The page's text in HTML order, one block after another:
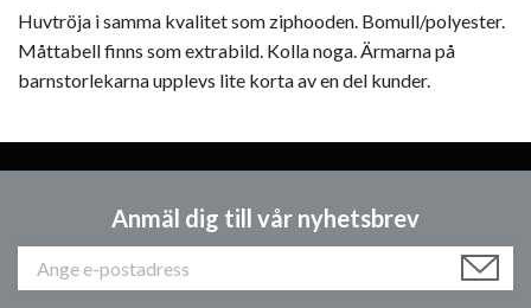
Huvtröja i samma kvalitet som ziphooden. Bomull/polyester.
Måttabell finns som extrabild. Kolla noga. Ärmarna på
barnstorlekarna upplevs lite korta av en del kunder.
Anmäl dig till vår nyhetsbrev